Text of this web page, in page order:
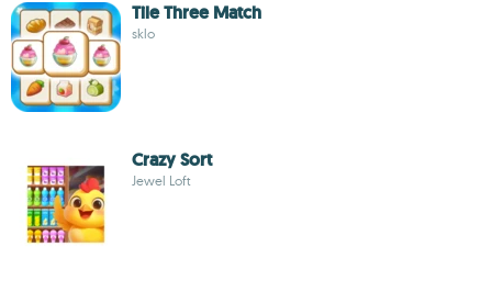
Tile Three Match
sklo
Crazy Sort
Jewel Loft